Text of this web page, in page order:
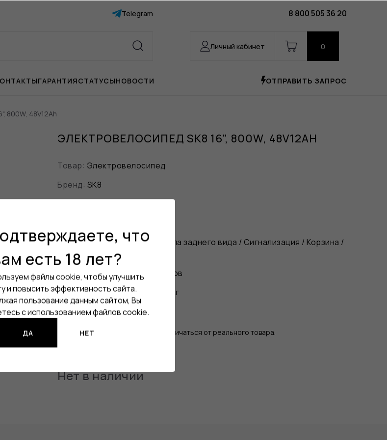
Telegram 8 800 505 36 20
Личный кабинет 0
ГАРАНТИЯСТАТУСЫНОВОСТИ ОТПРАВИТЬ ЗАПРОС
800W, 48V12Ah
ЭЛЕКТРОВЕЛОСИПЕД SK8 16", 800W, 48V12AH
Товар: Электровелосипед
Бренд: SK8
Комплектация:
Каска / Зеркала заднего вида / Сигнализация / Корзина /
Держатель для телефона
Время полной зарядки:
7 часов
Максимальная нагрузка:
120 кг
Все характеристики
Изображения продукции могут отличаться от реального товара.
Нет в наличии
что
есть 18 лет?
файлы cookie, чтобы улучшить
и повысить эффективность сайта.
пользование данным сайтом, Вы
с использованием файлов cookie.
ДА НЕТ